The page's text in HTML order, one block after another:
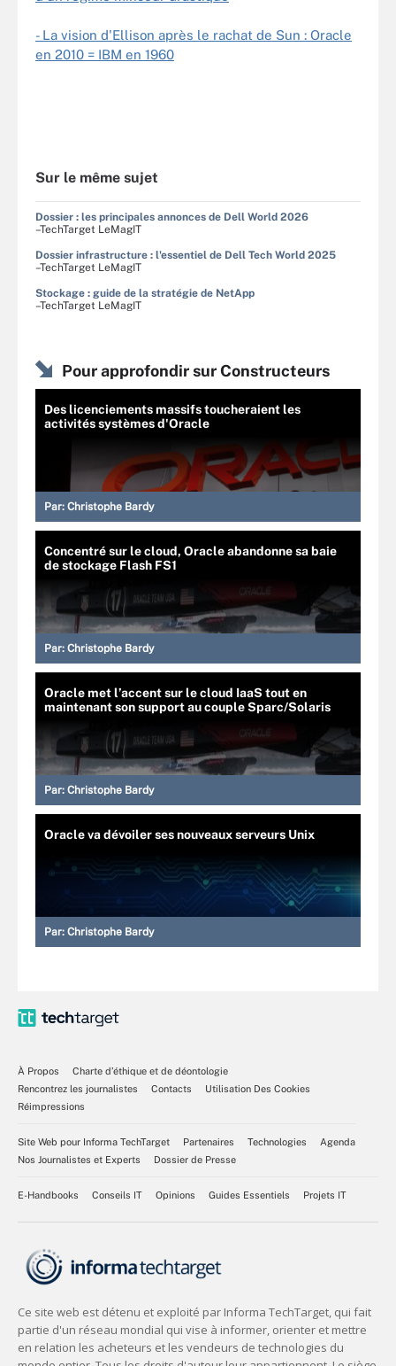
- La vision d'Ellison après le rachat de Sun : Oracle
en 2010 = IBM en 1960
Sur le même sujet
Dossier : les principales annonces de Dell World 2026
–TechTarget LeMagIT
Dossier infrastructure : l'essentiel de Dell Tech World 2025
–TechTarget LeMagIT
Stockage : guide de la stratégie de NetApp
–TechTarget LeMagIT
Pour approfondir sur Constructeurs
Des licenciements massifs toucheraient les
activités systèmes d'Oracle
Par: Christophe Bardy
Concentré sur le cloud, Oracle abandonne sa baie
de stockage Flash FS1
Par: Christophe Bardy
Oracle met l’accent sur le cloud IaaS tout en
maintenant son support au couple Sparc/Solaris
Par: Christophe Bardy
Oracle va dévoiler ses nouveaux serveurs Unix
Par: Christophe Bardy
À Propos
Charte d’éthique et de déontologie
Rencontrez les journalistes
Contacts
Utilisation Des Cookies
Réimpressions
Site Web pour Informa TechTarget Partenaires Technologies
Agenda
Nos Journalistes et Experts
Dossier de Presse
E-Handbooks Conseils IT Opinions Guides Essentiels Projets IT